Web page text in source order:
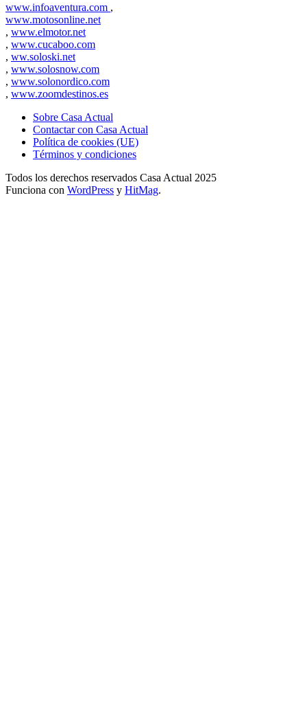
www.infoaventura.com ,
www.motosonline.net
, www.elmotor.net
, www.cucaboo.com
, ww.soloski.net
, www.solosnow.com
, www.solonordico.com
, www.zoomdestinos.es
Sobre Casa Actual
Contactar con Casa Actual
Política de cookies (UE)
Términos y condiciones
Todos los derechos reservados Casa Actual 2025
Funciona con WordPress y HitMag.